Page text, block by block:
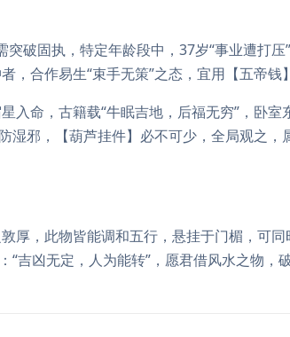
突破固执，特定年龄段中，37岁“事业遭打压
合作易生“束手无策”之态，宜用【五帝钱
入命，古籍载“牛眠吉地，后福无穷”，卧室
湿邪，【葫芦挂件】必不可少，全局观之，
厚，此物皆能调和五行，悬挂于门楣，可同
吉凶无定，人为能转”，愿君借风水之物，破